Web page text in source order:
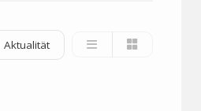
Aktualität